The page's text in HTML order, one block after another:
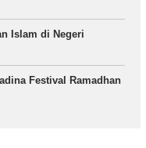
Islam di Negeri
Festival Ramadhan